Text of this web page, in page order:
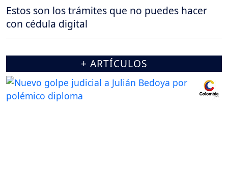
Estos son los trámites que no puedes hacer
con cédula digital
+ ARTÍCULOS